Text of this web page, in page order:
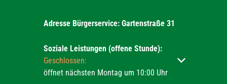
Adresse Bürgerservice: Gartenstraße 31
Soziale Leistungen (offene Stunde):
Klicken, um weitere Öffnungs- oder Schließzeiten
Geschlossen:
öffnet nächsten Montag um 10:00 Uhr